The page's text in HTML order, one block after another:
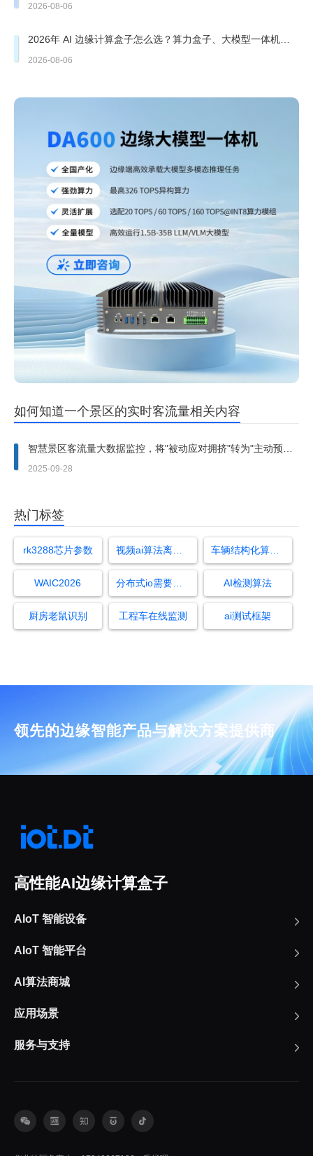
2026-08-06
2026年 AI 边缘计算盒子怎么选？算力盒子、大模型一体机有
哪些坑？
2026-08-06
如何知道一个景区的实时客流量相关内容
智慧景区客流量大数据监控，将"被动应对拥挤"转为"主动预防
扎堆"
2025-09-28
热门标签
rk3288芯片参数 视频ai算法离岗监测 车辆结构化算法厂商
WAIC2026 分布式io需要哪些模块 AI检测算法
厨房老鼠识别 工程车在线监测 ai测试框架
领先的边缘智能产品与解决方案提供商
高性能AI边缘计算盒子
AIoT 智能设备
AIoT 智能平台
AI算法商城
应用场景
服务与支持